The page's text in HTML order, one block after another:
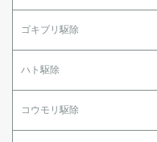
ゴキブリ駆除
ハト駆除
コウモリ駆除